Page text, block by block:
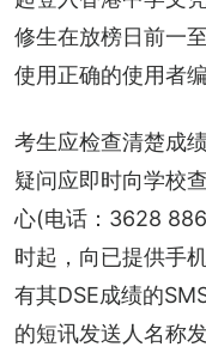
修生在放榜日前一
使用正确的使用者
考生应检查清楚成
疑问应即时向学校
心(电话：3628
时起，向已提供手
有其DSE成绩的
的短讯发送人名称发